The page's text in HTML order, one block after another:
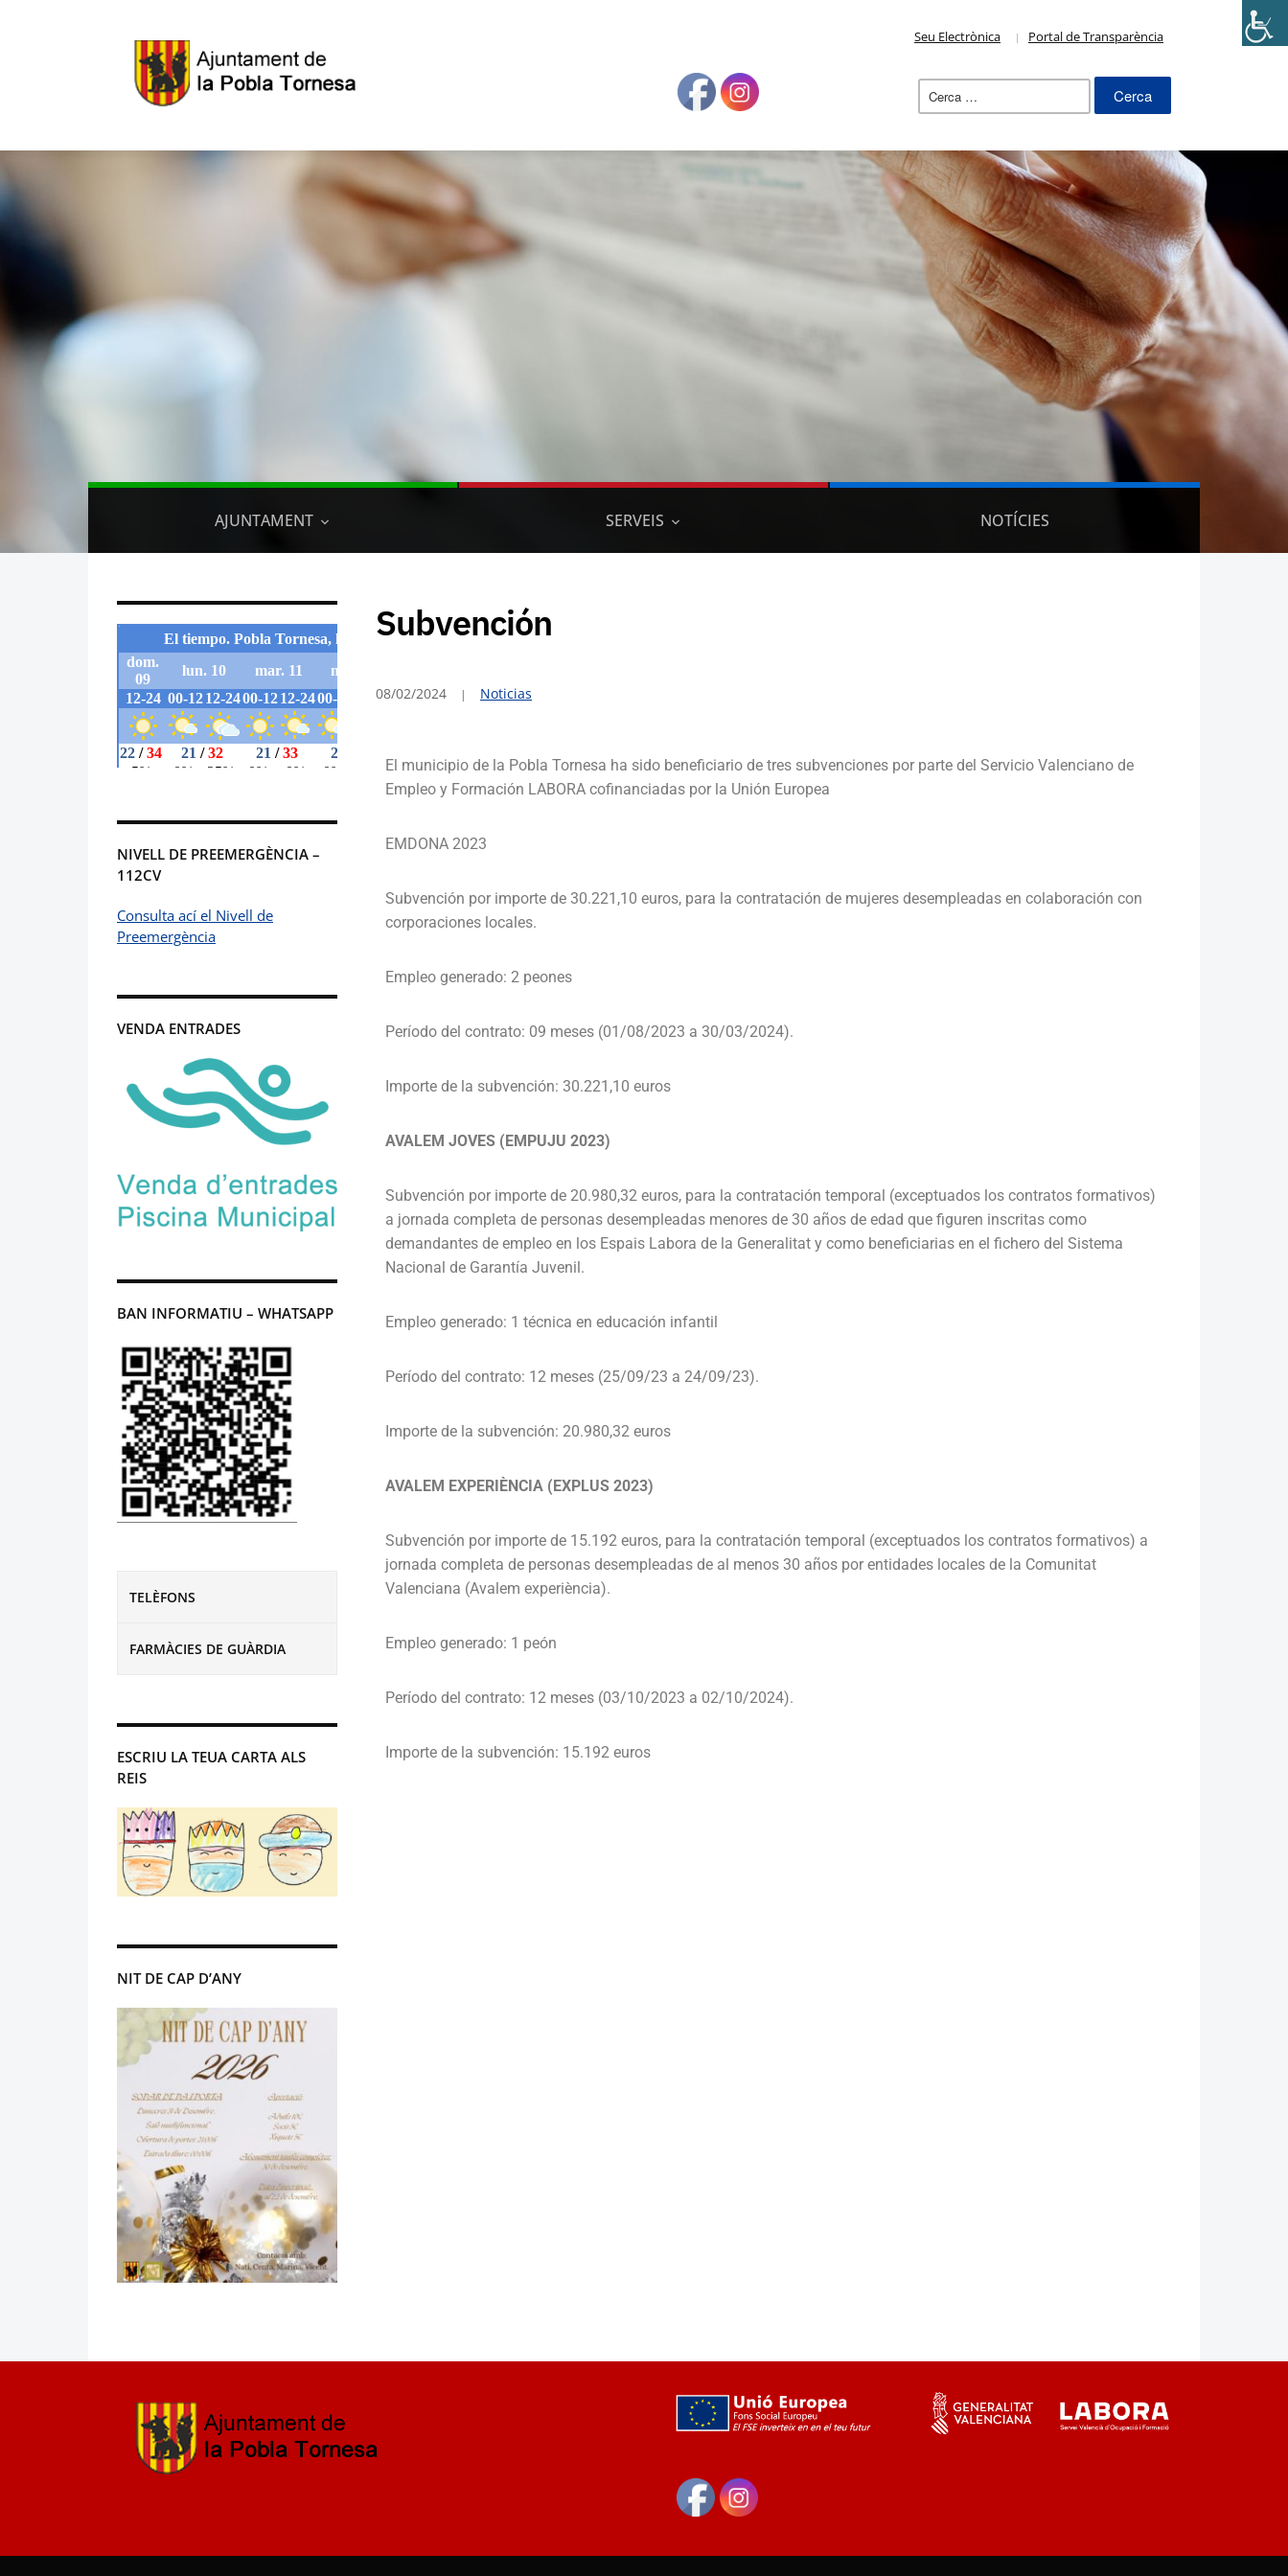
Seu Electrònica Portal de Transparència
AJUNTAMENT SERVEIS NOTÍCIES
NIVELL DE PREEMERGÈNCIA –
112CV
Consulta ací el Nivell de
Preemergència
VENDA ENTRADES
BAN INFORMATIU – WHATSAPP
TELÈFONS
FARMÀCIES DE GUÀRDIA
ESCRIU LA TEUA CARTA ALS
REIS
NIT DE CAP D’ANY
Subvención
08/02/2024 Noticias
El municipio de la Pobla Tornesa ha sido beneficiario de tres subvenciones por parte del Servicio Valenciano de
Empleo y Formación LABORA cofinanciadas por la Unión Europea
EMDONA 2023
Subvención por importe de 30.221,10 euros, para la contratación de mujeres desempleadas en colaboración con
corporaciones locales.
Empleo generado: 2 peones
Período del contrato: 09 meses (01/08/2023 a 30/03/2024).
Importe de la subvención: 30.221,10 euros
AVALEM JOVES (EMPUJU 2023)
Subvención por importe de 20.980,32 euros, para la contratación temporal (exceptuados los contratos formativos)
a jornada completa de personas desempleadas menores de 30 años de edad que figuren inscritas como
demandantes de empleo en los Espais Labora de la Generalitat y como beneficiarias en el fichero del Sistema
Nacional de Garantía Juvenil.
Empleo generado: 1 técnica en educación infantil
Período del contrato: 12 meses (25/09/23 a 24/09/23).
Importe de la subvención: 20.980,32 euros
AVALEM EXPERIÈNCIA (EXPLUS 2023)
Subvención por importe de 15.192 euros, para la contratación temporal (exceptuados los contratos formativos) a
jornada completa de personas desempleadas de al menos 30 años por entidades locales de la Comunitat
Valenciana (Avalem experiència).
Empleo generado: 1 peón
Período del contrato: 12 meses (03/10/2023 a 02/10/2024).
Importe de la subvención: 15.192 euros